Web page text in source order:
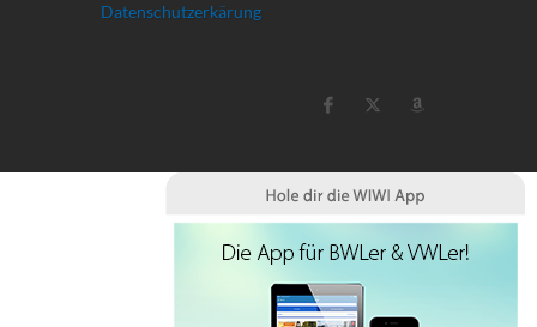
Datenschutzerkärung